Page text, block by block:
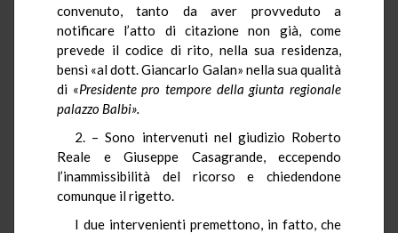
convenuto, tanto da aver provveduto a
notificare l’atto di citazione non già, come
prevede il codice di rito, nella sua residenza,
bensì «al dott. Giancarlo Galan» nella sua qualità
di «Presidente pro tempore della giunta regionale
palazzo Balbi».
2. – Sono intervenuti nel giudizio Roberto
Reale e Giuseppe Casagrande, eccependo
l’inammissibilità del ricorso e chiedendone
comunque il rigetto.
I due intervenienti premettono, in fatto, che